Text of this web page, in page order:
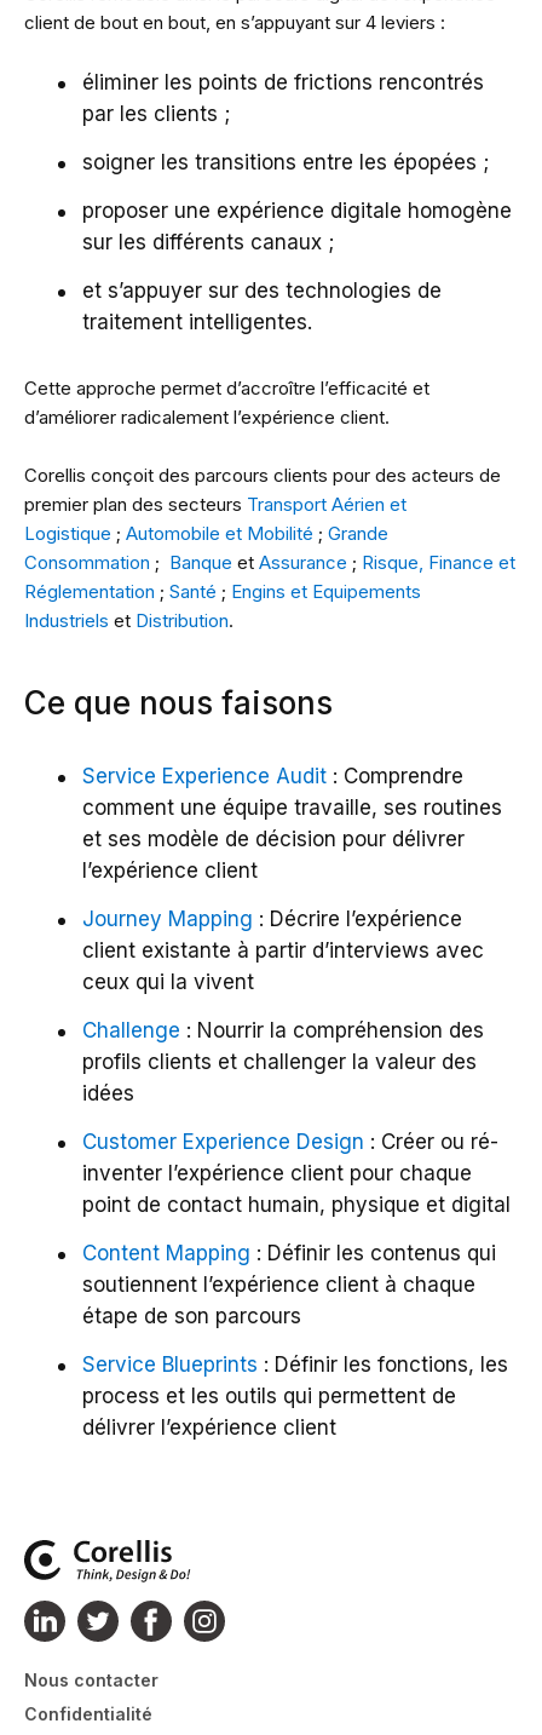
client de bout en bout, en s’appuyant sur 4 leviers :
éliminer les points de frictions rencontrés
par les clients ;
soigner les transitions entre les épopées ;
proposer une expérience digitale homogène
sur les différents canaux ;
et s’appuyer sur des technologies de
traitement intelligentes.
Cette approche permet d’accroître l’efficacité et
d’améliorer radicalement l’expérience client.
Corellis conçoit des parcours clients pour des acteurs de
premier plan des secteurs Transport Aérien et
Logistique ; Automobile et Mobilité ; Grande
Consommation ; Banque et Assurance ; Risque, Finance et
Réglementation ; Santé ; Engins et Equipements
Industriels et Distribution.
Ce que nous faisons
Service Experience Audit : Comprendre
comment une équipe travaille, ses routines
et ses modèle de décision pour délivrer
l’expérience client
Journey Mapping : Décrire l’expérience
client existante à partir d’interviews avec
ceux qui la vivent
Challenge : Nourrir la compréhension des
profils clients et challenger la valeur des
idées
Customer Experience Design : Créer ou ré-
inventer l’expérience client pour chaque
point de contact humain, physique et digital
Content Mapping : Définir les contenus qui
soutiennent l’expérience client à chaque
étape de son parcours
Service Blueprints : Définir les fonctions, les
process et les outils qui permettent de
délivrer l’expérience client
Nous contacter
Confidentialité